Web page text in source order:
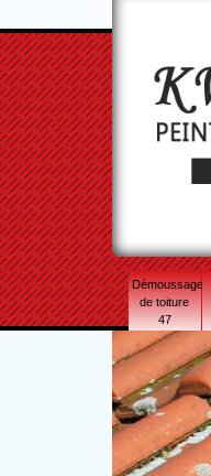
Démoussage
de toiture
47